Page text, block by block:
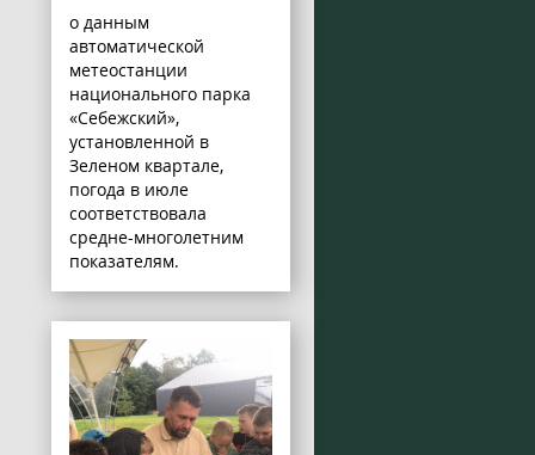
о данным
автоматической
метеостанции
национального парка
«Себежский»,
установленной в
Зеленом квартале,
погода в июле
соответствовала
средне-многолетним
показателям.